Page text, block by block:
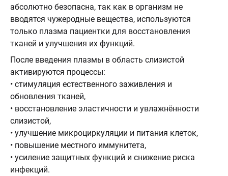
абсолютно безопасна, так как в организм не
вводятся чужеродные вещества, используются
только плазма пациентки для восстановления
тканей и улучшения их функций.
После введения плазмы в область слизистой
активируются процессы:
• стимуляция естественного заживления и
обновления тканей,
• восстановление эластичности и увлажнённости
слизистой,
• улучшение микроциркуляции и питания клеток,
• повышение местного иммунитета,
• усиление защитных функций и снижение риска
инфекций.